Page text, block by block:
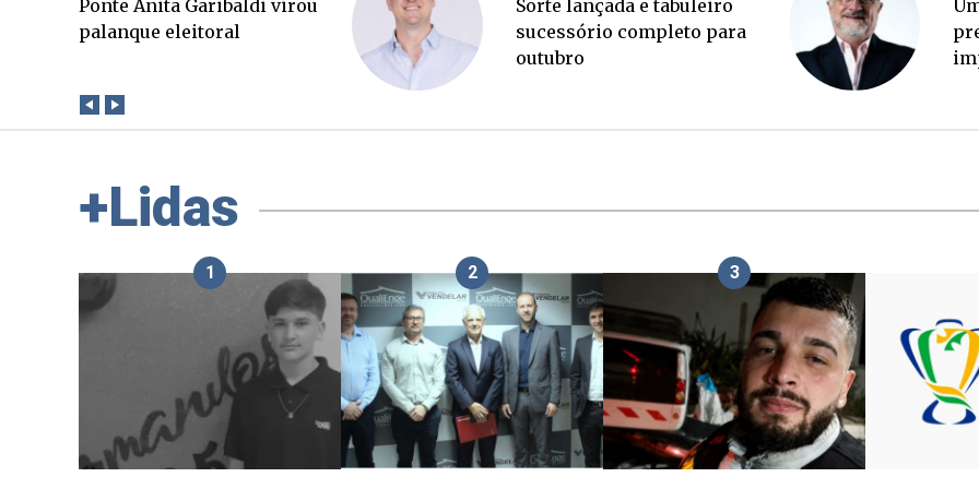
O Boato corre mais rápido
que a verdade. Mas quem
Ponte Anita Garibaldi virou
palanque eleitoral
+Lidas
1 2 3